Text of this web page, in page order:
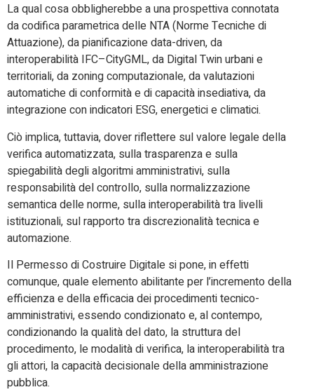
La qual cosa obbligherebbe a una prospettiva connotata
da codifica parametrica delle NTA (Norme Tecniche di
Attuazione), da pianificazione data-driven, da
interoperabilità IFC–CityGML, da Digital Twin urbani e
territoriali, da zoning computazionale, da valutazioni
automatiche di conformità e di capacità insediativa, da
integrazione con indicatori ESG, energetici e climatici.
Ciò implica, tuttavia, dover riflettere sul valore legale della
verifica automatizzata, sulla trasparenza e sulla
spiegabilità degli algoritmi amministrativi, sulla
responsabilità del controllo, sulla normalizzazione
semantica delle norme, sulla interoperabilità tra livelli
istituzionali, sul rapporto tra discrezionalità tecnica e
automazione.
Il Permesso di Costruire Digitale si pone, in effetti
comunque, quale elemento abilitante per l’incremento della
efficienza e della efficacia dei procedimenti tecnico-
amministrativi, essendo condizionato e, al contempo,
condizionando la qualità del dato, la struttura del
procedimento, le modalità di verifica, la interoperabilità tra
gli attori, la capacità decisionale della amministrazione
pubblica.